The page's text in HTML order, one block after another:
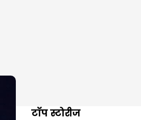
टॉप स्टोरीज